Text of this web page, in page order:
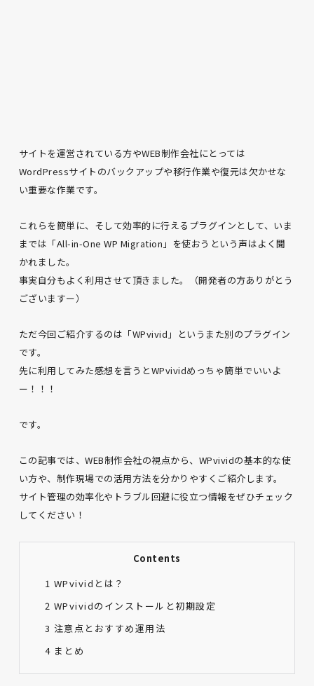
サイトを運営されている方やWEB制作会社にとっては
WordPressサイトのバックアップや移行作業や復元は欠かせな
い重要な作業です。
これらを簡単に、そして効率的に行えるプラグインとして、いま
までは「All-in-One WP Migration」を使おうという声はよく聞
かれました。
事実自分もよく利用させて頂きました。（開発者の方ありがとう
ございますー）
ただ今回ご紹介するのは「WPvivid」というまた別のプラグイン
です。
先に利用してみた感想を言うとWPvividめっちゃ簡単でいいよ
ー！！！
です。
この記事では、WEB制作会社の視点から、WPvividの基本的な使
い方や、制作現場での活用方法を分かりやすくご紹介します。
サイト管理の効率化やトラブル回避に役立つ情報をぜひチェック
してください！
Contents
1 WPvividとは？
2 WPvividのインストールと初期設定
3 注意点とおすすめ運用法
4 まとめ